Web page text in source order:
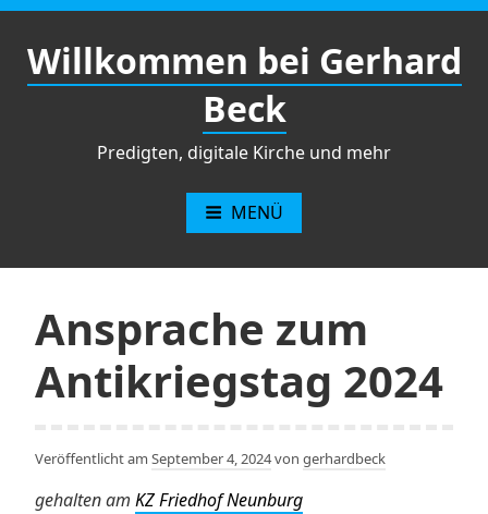
Zum
springen
Willkommen bei Gerhard
Beck
Predigten, digitale Kirche und mehr
MENÜ
Ansprache zum
Antikriegstag 2024
Veröffentlicht am September 4, 2024von gerhardbeck
gehalten am KZ Friedhof Neunburg